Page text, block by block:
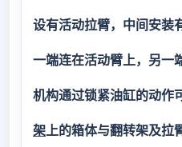
设有活动拉臂，中间安装
一端连在活动臂上，另一
机构通过锁紧油缸的动作
架 上的箱体与翻转架及